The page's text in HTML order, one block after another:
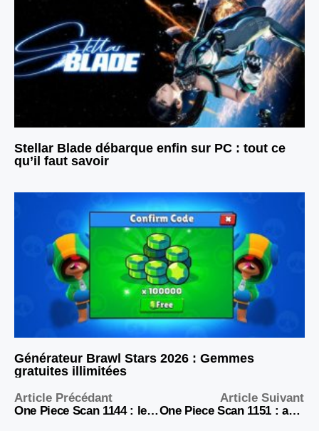
Stellar Blade débarque enfin sur PC : tout ce
qu’il faut savoir
Générateur Brawl Stars 2026 : Gemmes
gratuites illimitées
Article Précédant
One Piece Scan 1144 : le point complet sur le nouveau chapitre
Article Suivant
One Piece Scan 1151 : analyse complète des enjeux et symboles